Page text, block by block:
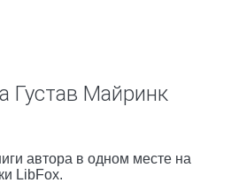
Густав Майринк
автора в одном месте на
LibFox.